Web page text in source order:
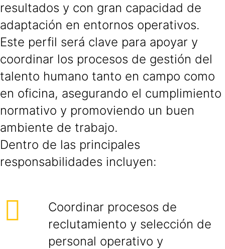
resultados y con gran capacidad de
adaptación en entornos operativos.
Este perfil será clave para apoyar y
coordinar los procesos de gestión del
talento humano tanto en campo como
en oficina, asegurando el cumplimiento
normativo y promoviendo un buen
ambiente de trabajo.
Dentro de las principales
responsabilidades incluyen:
Coordinar procesos de
reclutamiento y selección de
personal operativo y